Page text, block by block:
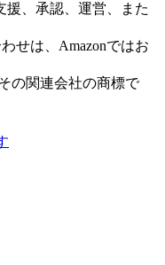
援、承認、運営、また
せは、Amazonではお
の関連会社の商標で